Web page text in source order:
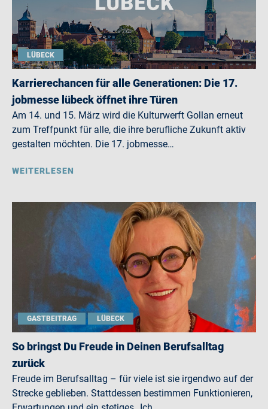
LÜBECK
Karrierechancen für alle Generationen: Die 17.
jobmesse lübeck öffnet ihre Türen
Am 14. und 15. März wird die Kulturwerft Gollan erneut
zum Treffpunkt für alle, die ihre berufliche Zukunft aktiv
gestalten möchten. Die 17. jobmesse…
WEITERLESEN
GASTBEITRAG LÜBECK
So bringst Du Freude in Deinen Berufsalltag
zurück
Freude im Berufsalltag – für viele ist sie irgendwo auf der
Strecke geblieben. Stattdessen bestimmen Funktionieren,